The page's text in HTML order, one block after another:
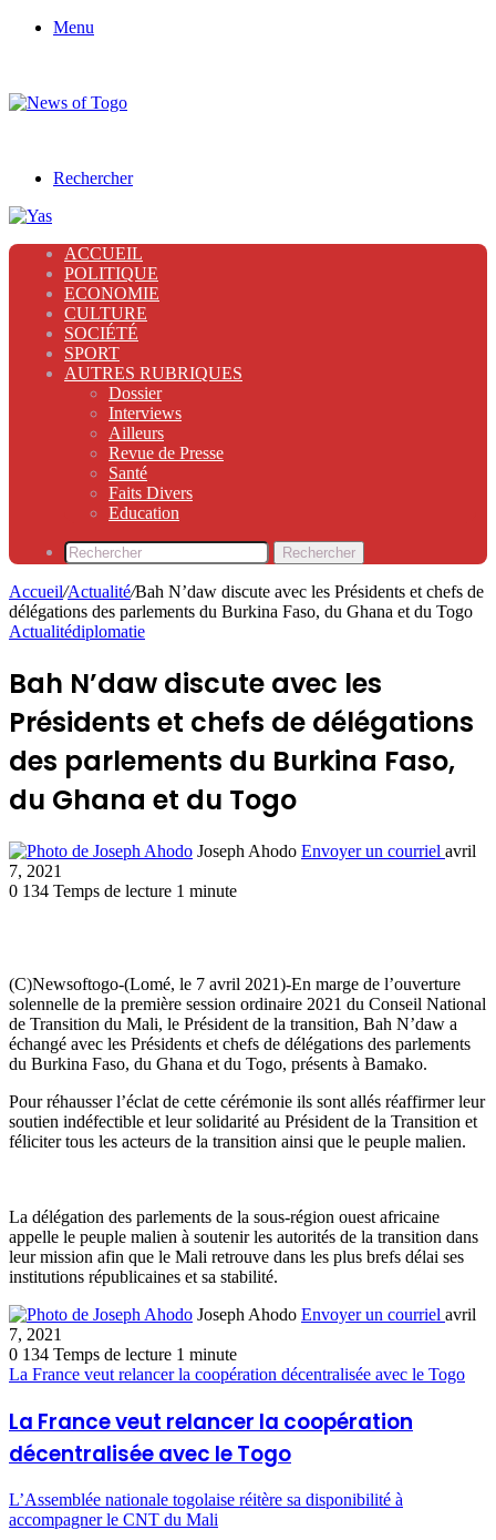
Menu
Rechercher
ACCUEIL
POLITIQUE
ECONOMIE
CULTURE
SOCIÉTÉ
SPORT
AUTRES RUBRIQUES
Dossier
Interviews
Ailleurs
Revue de Presse
Santé
Faits Divers
Education
Rechercher
Accueil/Actualité/Bah N’daw discute avec les Présidents et chefs de
délégations des parlements du Burkina Faso, du Ghana et du Togo
Actualitédiplomatie
Bah N’daw discute avec les
Présidents et chefs de délégations
des parlements du Burkina Faso,
du Ghana et du Togo
Joseph Ahodo Envoyer un courriel avril
7, 2021
0 134 Temps de lecture 1 minute
(C)Newsoftogo-(Lomé, le 7 avril 2021)-En marge de l’ouverture
solennelle de la première session ordinaire 2021 du Conseil National
de Transition du Mali, le Président de la transition, Bah N’daw a
échangé avec les Présidents et chefs de délégations des parlements
du Burkina Faso, du Ghana et du Togo, présents à Bamako.
Pour réhausser l’éclat de cette cérémonie ils sont allés réaffirmer leur
soutien indéfectible et leur solidarité au Président de la Transition et
féliciter tous les acteurs de la transition ainsi que le peuple malien.
La délégation des parlements de la sous-région ouest africaine
appelle le peuple malien à soutenir les autorités de la transition dans
leur mission afin que le Mali retrouve dans les plus brefs délai ses
institutions républicaines et sa stabilité.
Joseph Ahodo Envoyer un courriel avril
7, 2021
0 134 Temps de lecture 1 minute
La France veut relancer la coopération décentralisée avec le Togo
La France veut relancer la coopération
décentralisée avec le Togo
L’Assemblée nationale togolaise réitère sa disponibilité à
accompagner le CNT du Mali